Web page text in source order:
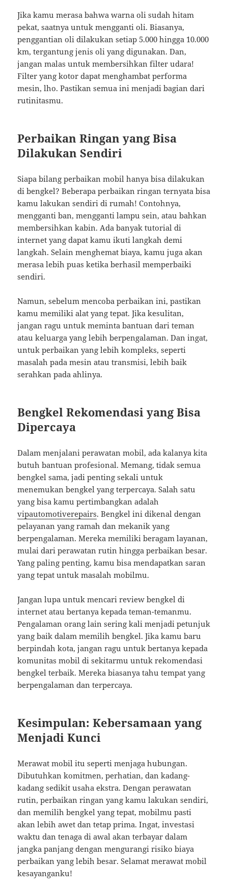
Jika kamu merasa bahwa warna oli sudah hitam
pekat, saatnya untuk mengganti oli. Biasanya,
penggantian oli dilakukan setiap 5.000 hingga 10.000
km, tergantung jenis oli yang digunakan. Dan,
jangan malas untuk membersihkan filter udara!
Filter yang kotor dapat menghambat performa
mesin, lho. Pastikan semua ini menjadi bagian dari
rutinitasmu.
Perbaikan Ringan yang Bisa
Dilakukan Sendiri
Siapa bilang perbaikan mobil hanya bisa dilakukan
di bengkel? Beberapa perbaikan ringan ternyata bisa
kamu lakukan sendiri di rumah! Contohnya,
mengganti ban, mengganti lampu sein, atau bahkan
membersihkan kabin. Ada banyak tutorial di
internet yang dapat kamu ikuti langkah demi
langkah. Selain menghemat biaya, kamu juga akan
merasa lebih puas ketika berhasil memperbaiki
sendiri.
Namun, sebelum mencoba perbaikan ini, pastikan
kamu memiliki alat yang tepat. Jika kesulitan,
jangan ragu untuk meminta bantuan dari teman
atau keluarga yang lebih berpengalaman. Dan ingat,
untuk perbaikan yang lebih kompleks, seperti
masalah pada mesin atau transmisi, lebih baik
serahkan pada ahlinya.
Bengkel Rekomendasi yang Bisa
Dipercaya
Dalam menjalani perawatan mobil, ada kalanya kita
butuh bantuan profesional. Memang, tidak semua
bengkel sama, jadi penting sekali untuk
menemukan bengkel yang terpercaya. Salah satu
yang bisa kamu pertimbangkan adalah
vipautomotiverepairs. Bengkel ini dikenal dengan
pelayanan yang ramah dan mekanik yang
berpengalaman. Mereka memiliki beragam layanan,
mulai dari perawatan rutin hingga perbaikan besar.
Yang paling penting, kamu bisa mendapatkan saran
yang tepat untuk masalah mobilmu.
Jangan lupa untuk mencari review bengkel di
internet atau bertanya kepada teman-temanmu.
Pengalaman orang lain sering kali menjadi petunjuk
yang baik dalam memilih bengkel. Jika kamu baru
berpindah kota, jangan ragu untuk bertanya kepada
komunitas mobil di sekitarmu untuk rekomendasi
bengkel terbaik. Mereka biasanya tahu tempat yang
berpengalaman dan terpercaya.
Kesimpulan: Kebersamaan yang
Menjadi Kunci
Merawat mobil itu seperti menjaga hubungan.
Dibutuhkan komitmen, perhatian, dan kadang-
kadang sedikit usaha ekstra. Dengan perawatan
rutin, perbaikan ringan yang kamu lakukan sendiri,
dan memilih bengkel yang tepat, mobilmu pasti
akan lebih awet dan tetap prima. Ingat, investasi
waktu dan tenaga di awal akan terbayar dalam
jangka panjang dengan mengurangi risiko biaya
perbaikan yang lebih besar. Selamat merawat mobil
kesayanganku!